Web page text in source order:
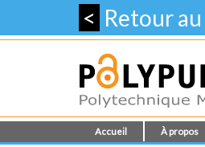
< Retour
Accueil À propos